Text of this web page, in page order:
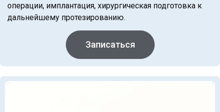
операции, имплантация, хирургическая подготовка к
дальнейшему протезированию.
Записаться